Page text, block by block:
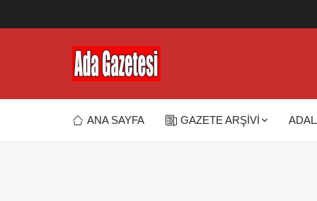
ANA SAYFA GAZETE ARŞİVİ